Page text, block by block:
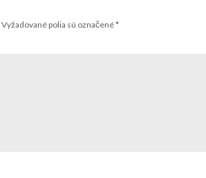
Vyžadované polia sú označené*